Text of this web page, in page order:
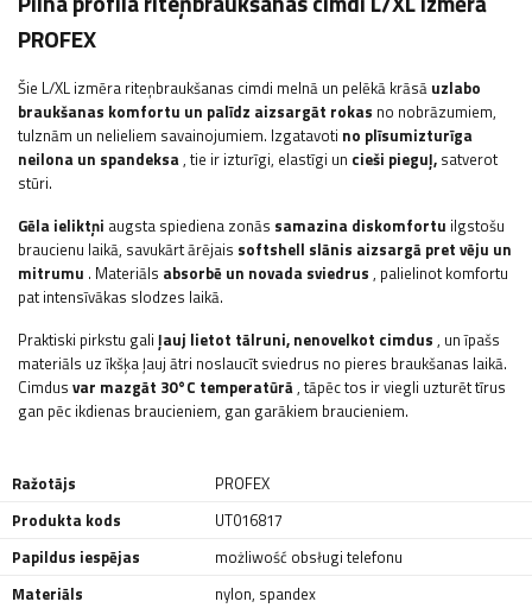
PROFEX
Šie L/XL izmēra riteņbraukšanas cimdi melnā un pelēkā krāsā uzlabo
braukšanas komfortu un palīdz aizsargāt rokas no nobrāzumiem,
tulznām un nelieliem savainojumiem. Izgatavoti no plīsumizturīga
neilona un spandeksa, tie ir izturīgi, elastīgi un cieši pieguļ, satverot
stūri.
Gēla ieliktņi augsta spiediena zonās samazina diskomfortu ilgstošu
braucienu laikā, savukārt ārējais softshell slānis aizsargā pret vēju un
mitrumu . Materiāls absorbē un novada sviedrus , palielinot komfortu
pat intensīvākas slodzes laikā.
Praktiski pirkstu gali ļauj lietot tālruni, nenovelkot cimdus , un īpašs
materiāls uz īkšķa ļauj ātri noslaucīt sviedrus no pieres braukšanas laikā.
Cimdus var mazgāt 30°C temperatūrā, tāpēc tos ir viegli uzturēt tīrus
gan pēc ikdienas braucieniem, gan garākiem braucieniem.
Ražotājs
PROFEX
Produkta kods
UT016817
Papildus iespējas
możliwość obsługi telefonu
Materiāls
nylon, spandex